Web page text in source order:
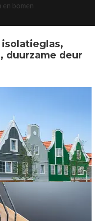
bomen
duurzame deur